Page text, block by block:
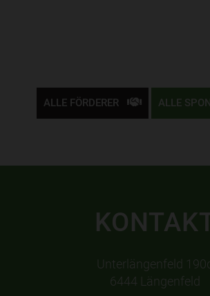
ALLE FÖRDERER ALLE
Unterlängenfeld 190d
6444 Längenfeld